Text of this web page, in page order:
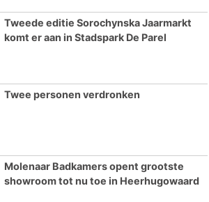
Tweede editie Sorochynska Jaarmarkt
komt er aan in Stadspark De Parel
Twee personen verdronken
Molenaar Badkamers opent grootste
showroom tot nu toe in Heerhugowaard